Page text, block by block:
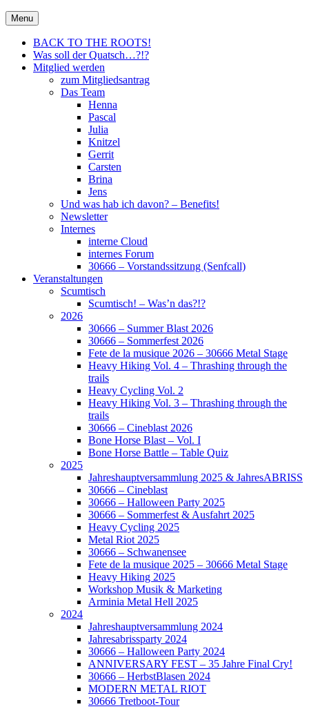
Skip
to
content
30666 – City Of Metal e.V.
Metal für Hannover \m/
Menu
BACK TO THE ROOTS!
Was soll der Quatsch…?!?
Mitglied werden
zum Mitgliedsantrag
Das Team
Henna
Pascal
Julia
Knitzel
Gerrit
Carsten
Brina
Jens
Und was hab ich davon? – Benefits!
Newsletter
Internes
interne Cloud
internes Forum
30666 – Vorstandssitzung (Senfcall)
Veranstaltungen
Scumtisch
Scumtisch! – Was’n das?!?
2026
30666 – Summer Blast 2026
30666 – Sommerfest 2026
Fete de la musique 2026 – 30666 Metal Stage
Heavy Hiking Vol. 4 – Thrashing through the
trails
Heavy Cycling Vol. 2
Heavy Hiking Vol. 3 – Thrashing through the
trails
30666 – Cineblast 2026
Bone Horse Blast – Vol. I
Bone Horse Battle – Table Quiz
2025
Jahreshauptversammlung 2025 & JahresABRISS
30666 – Cineblast
30666 – Halloween Party 2025
30666 – Sommerfest & Ausfahrt 2025
Heavy Cycling 2025
Metal Riot 2025
30666 – Schwanensee
Fete de la musique 2025 – 30666 Metal Stage
Heavy Hiking 2025
Workshop Musik & Marketing
Arminia Metal Hell 2025
2024
Jahreshauptversammlung 2024
Jahresabrissparty 2024
30666 – Halloween Party 2024
ANNIVERSARY FEST – 35 Jahre Final Cry!
30666 – HerbstBlasen 2024
MODERN METAL RIOT
30666 Tretboot-Tour